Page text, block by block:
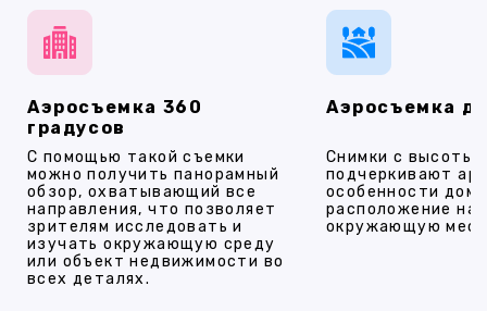
Аэросъемка 360
градусов
С помощью такой съемки
можно получить панорамный
обзор, охватывающий все
направления, что позволяет
зрителям исследовать и
изучать окружающую среду
или объект недвижимости во
всех деталях.
Аэросъемка
Снимки с высоты
подчеркивают
особенности
расположение на
окружающую